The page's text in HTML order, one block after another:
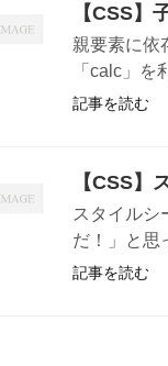
【CSS】
親要素に依
「calc」を
記事を読む
【CSS】
スタイルシ
だ！」と思
記事を読む